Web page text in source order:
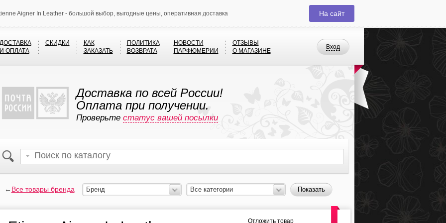
Aigner In Leather - большой выбор, выгодные цены, оперативная доставка На сайт
Вход
ОПЛАТА
СКИДКИ
КАК
ЗАКАЗАТЬ
ПОЛИТИКА
ВОЗВРАТА
НОВОСТИ
ПАРФЮМЕРИИ
ОТЗЫВЫ
О МАГАЗИНЕ
Доставка по всей России!
Оплата при получении.
Проверьте статус вашей посылки
←Все товары бренда Бренд Все категории Показать
Отложить товар